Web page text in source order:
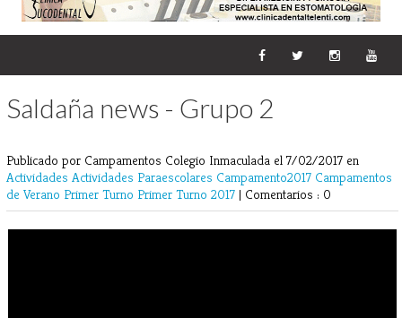
Saldaña news - Grupo 2
Publicado por Campamentos Colegio Inmaculada el 7/02/2017 en
Actividades Actividades Paraescolares Campamento2017 Campamentos
de Verano Primer Turno Primer Turno 2017 | Comentarios : 0